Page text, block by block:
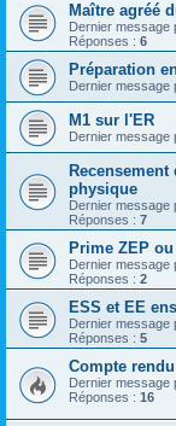
Maître agréé
Dernier message
Réponses : 6
Préparation
Dernier message
M1 sur l'ER
Dernier message
physique
Dernier message
Réponses : 7
Prime ZEP
Dernier message
Réponses : 2
ESS et EE
Dernier message
Réponses : 5
Compte
Dernier message
Réponses : 16